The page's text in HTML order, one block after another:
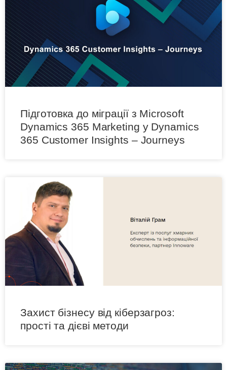
Підготовка до міграції з Мicrosoft
Dynamics 365 Marketing у Dynamics
365 Customer Insights – Journeys
Захист бізнесу від кіберзагроз:
прості та дієві методи